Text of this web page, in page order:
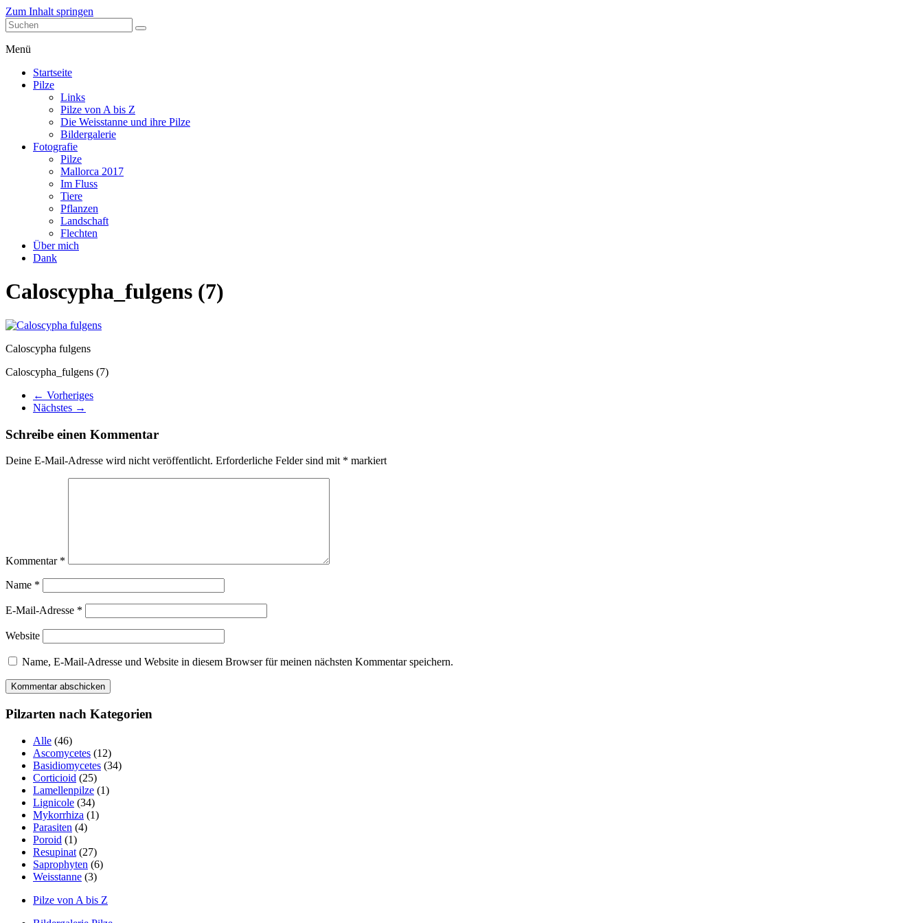
Zum Inhalt springen
Menü
Startseite
Pilze
Links
Pilze von A bis Z
Die Weisstanne und ihre Pilze
Bildergalerie
Fotografie
Pilze
Mallorca 2017
Im Fluss
Tiere
Pflanzen
Landschaft
Flechten
Über mich
Dank
Caloscypha_fulgens (7)
Caloscypha fulgens
Caloscypha_fulgens (7)
← Vorheriges
Nächstes →
Schreibe einen Kommentar
Deine E-Mail-Adresse wird nicht veröffentlicht. Erforderliche Felder sind mit * markiert
Kommentar *
Name *
E-Mail-Adresse *
Website
Name, E-Mail-Adresse und Website in diesem Browser für meinen nächsten Kommentar speichern.
Pilzarten nach Kategorien
Alle (46)
Ascomycetes (12)
Basidiomycetes (34)
Corticioid (25)
Lamellenpilze (1)
Lignicole (34)
Mykorrhiza (1)
Parasiten (4)
Poroid (1)
Resupinat (27)
Saprophyten (6)
Weisstanne (3)
Pilze von A bis Z